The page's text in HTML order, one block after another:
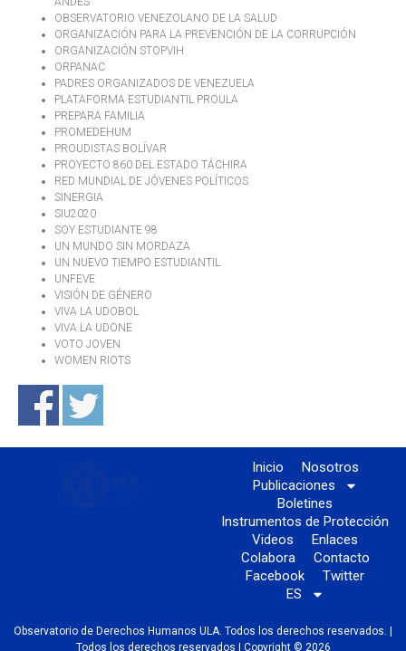
OBSERVATORIO VENEZOLANO DE LA SALUD
ORGANIZACIÓN PARA LA PREVENCIÓN DE LA CORRUPCIÓN
ORGANIZACIÓN STOPVIH
ORPANAC
PADRES ORGANIZADOS DE VENEZUELA
PLATAFORMA ESTUDIANTIL PROULA
PREPARA FAMILIA
PROMEDEHUM
PROUDISTAS BOLÍVAR
PROYECTO 860 DEL ESTADO TÁCHIRA
RED MUNDIAL DE JÓVENES POLÍTICOS
SINERGIA
SIU2020
SOY ESTUDIANTE 98
UN MUNDO SIN MORDAZA
UN NUEVO TIEMPO ESTUDIANTIL
UNFEVE
VISIÓN DE GÉNERO
VIVA LA UDOBOL
VIVA LA UDONE
VOTO JOVEN
WOMEN RIOTS
Inicio
Nosotros
Publicaciones
Boletines
Instrumentos de Protección
Videos
Enlaces
Colabora
Contacto
Facebook
Twitter
ES
Observatorio de Derechos Humanos ULA. Todos los derechos reservados. |
Todos los derechos reservados | Copyright © 2026